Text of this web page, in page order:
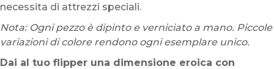
necessita di attrezzi speciali.
Nota: Ogni pezzo è dipinto e verniciato a mano. Piccole
variazioni di colore rendono ogni esemplare unico.
Dai al tuo flipper una dimensione eroica con